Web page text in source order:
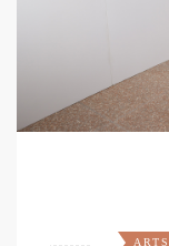
ARTS